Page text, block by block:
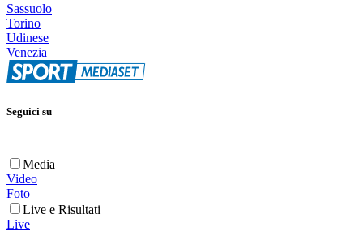
Sassuolo
Torino
Udinese
Venezia
Seguici su
Media
Video
Foto
Live e Risultati
Live